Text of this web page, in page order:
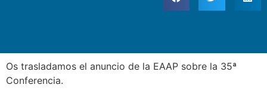
Os trasladamos el anuncio de la EAAP sobre la 35ª
Conferencia.